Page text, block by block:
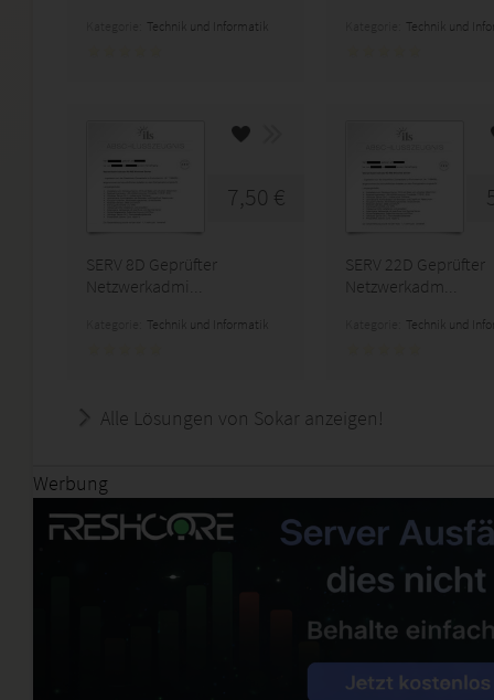
Technik und Informatik Technik und
7,50 €
SERV 8D Geprüfter
Netzwerkadmi...
Technik und Informatik
SERV 22D Geprüfter
Netzwerkadm...
Technik und
Alle Lösungen von Sokar anzeigen!
Werbung